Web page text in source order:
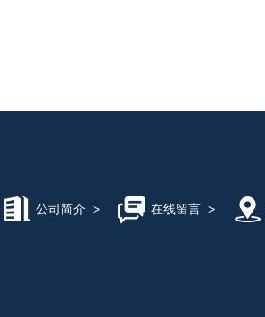
公司简介 > 在线留言>